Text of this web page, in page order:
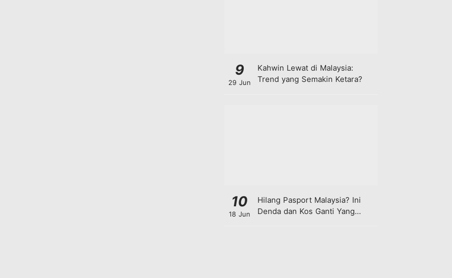
9
29 Jun
Kahwin Lewat di Malaysia:
Trend yang Semakin Ketara?
10
18 Jun
Hilang Pasport Malaysia? Ini
Denda dan Kos Ganti Yang